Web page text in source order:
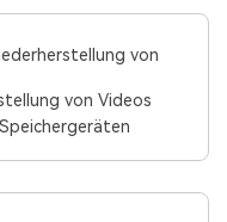
von
von Videos